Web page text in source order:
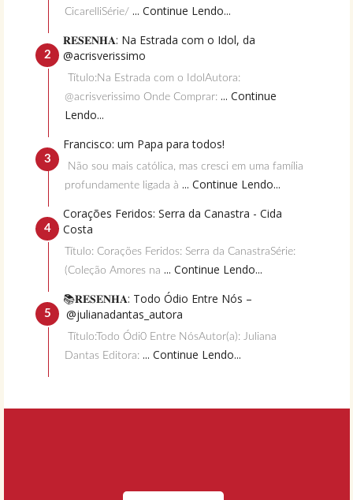
CicarelliSérie/ ... Continue Lendo...
𝐑𝐄𝐒𝐄𝐍𝐇𝐀: Na Estrada com o Idol, da
@acrisverissimo
Título:Na Estrada com o IdolAutora:
@acrisverissimo Onde Comprar: ... Continue
Lendo...
Francisco: um Papa para todos!
Não sou mais católica, mas cresci em uma família
profundamente ligada à ... Continue Lendo...
Corações Feridos: Serra da Canastra - Cida
Costa
Título: Corações Feridos: Serra da CanastraSérie:
(Coleção Amores na ... Continue Lendo...
📚𝐑𝐄𝐒𝐄𝐍𝐇𝐀: Todo Ódio Entre Nós –
@julianadantas_autora
Título:Todo Ódi0 Entre NósAutor(a): Juliana
Dantas Editora: ... Continue Lendo...